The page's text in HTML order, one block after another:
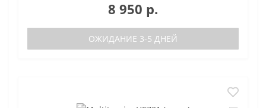
8 950 р.
ОЖИДАНИЕ 3-5 ДНЕЙ